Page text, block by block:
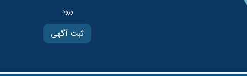
ثبت آگهی